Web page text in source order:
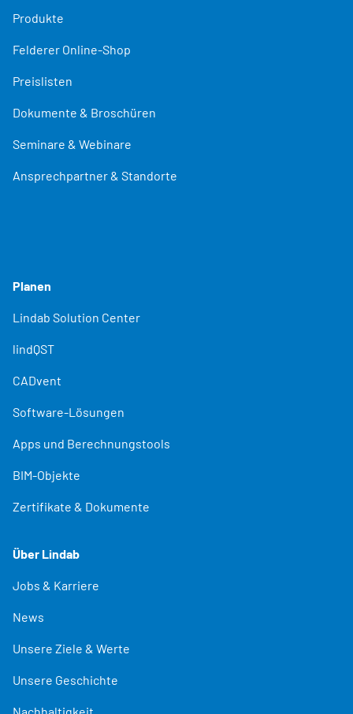
Produkte
Felderer Online-Shop
Preislisten
Dokumente & Broschüren
Seminare & Webinare
Ansprechpartner & Standorte
Planen
Lindab Solution Center
lindQST
CADvent
Software-Lösungen
Apps und Berechnungstools
BIM-Objekte
Zertifikate & Dokumente
Über Lindab
Jobs & Karriere
News
Unsere Ziele & Werte
Unsere Geschichte
Nachhaltigkeit